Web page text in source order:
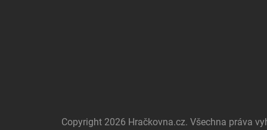
Copyright 2026 Hračkovna.cz. Všechna práva